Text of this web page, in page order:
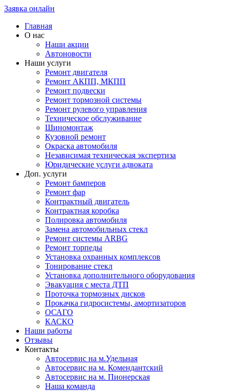
Заявка онлайн
Главная
О нас
Наши акции
Автоновости
Наши услуги
Ремонт двигателя
Ремонт АКПП, МКПП
Ремонт подвески
Ремонт тормозной системы
Ремонт рулевого управления
Техническое обслуживание
Шиномонтаж
Кузовной ремонт
Окраска автомобиля
Независимая техническая экспертиза
Юридические услуги адвоката
Доп. услуги
Ремонт бамперов
Ремонт фар
Контрактный двигатель
Контрактная коробка
Полировка автомобиля
Замена автомобильных стекл
Ремонт системы ARBG
Ремонт торпеды
Установка охранных комплексов
Тонирование стекл
Установка дополнительного оборудования
Эвакуация с места ДТП
Проточка тормозных дисков
Прокачка гидросистемы, амортизаторов
ОСАГО
КАСКО
Наши работы
Отзывы
Контакты
Автосервис на м.Удельная
Автосервис на м. Комендантский
Автосервис на м. Пионерская
Наша команда